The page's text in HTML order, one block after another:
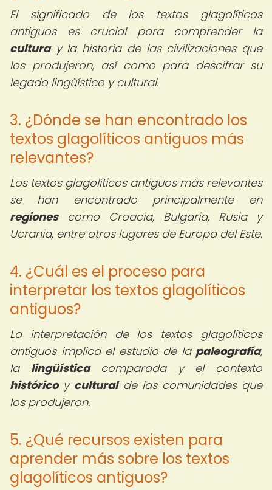
El significado de los textos glagolíticos
antiguos es crucial para comprender la
culturay la historia de las civilizaciones que
los produjeron, así como para descifrar su
legado lingüístico y cultural.
3. ¿Dónde se han encontrado los
textos glagolíticos antiguos más
relevantes?
Los textos glagolíticos antiguos más relevantes
se han encontrado principalmente en
regionescomo Croacia, Bulgaria, Rusia y
Ucrania, entre otros lugares de Europa del Este.
4. ¿Cuál es el proceso para
interpretar los textos glagolíticos
antiguos?
La interpretación de los textos glagolíticos
antiguos implica el estudio de la paleografía,
la lingüísticacomparada y el contexto
históricoy culturalde las comunidades que
los produjeron.
5. ¿Qué recursos existen para
aprender más sobre los textos
glagolíticos antiguos?